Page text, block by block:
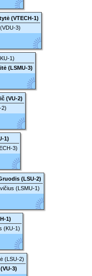
(VTECH-1)
3)
1)
(LSMU-3)
(VU-2)
2)
1)
3)
(LSU-2)
(LSMU-1)
1)
(KU-1)
(LSU-2)
3)